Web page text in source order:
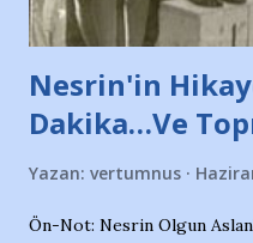
Nesrin'in
Dakika…Ve
Yazan: vertumnus
Ön-Not: Nesrin Olgun